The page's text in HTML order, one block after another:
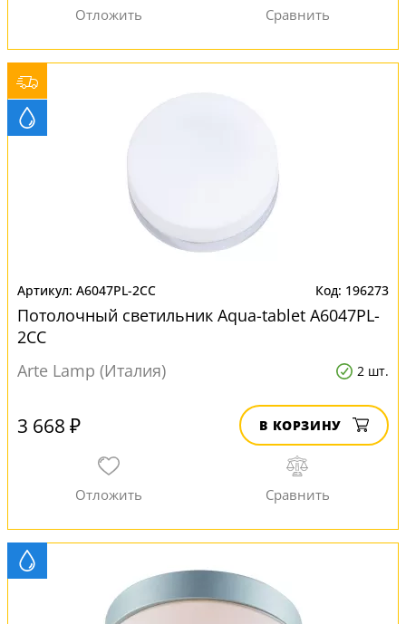
A6047PL-2CC 196273
Потолочный светильник Aqua-tablet A6047PL-
2CC
Arte Lamp (Италия)
2 шт.
3 668 ₽ В КОРЗИНУ